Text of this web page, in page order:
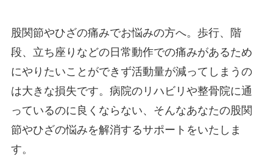
股関節やひざの痛みでお悩みの方へ。歩行、階
段、立ち座りなどの日常動作での痛みがあるため
にやりたいことができず活動量が減ってしまうの
は大きな損失です。病院のリハビリや整骨院に通
っているのに良くならない、そんなあなたの股関
節やひざの悩みを解消するサポートをいたしま
す。